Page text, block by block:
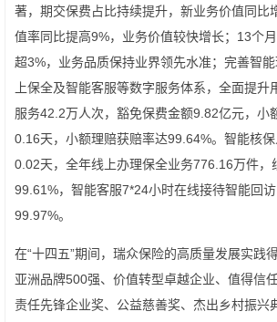
著，期交保费占比持续提升，新业务价值同比
值率同比提高9%，业务价值较快增长；13个
超3%，业务品质保持业界领先水准；完善智
上保全及智能客服等数字服务体系，全面提升
服务42.2万人次，豁免保费金额9.82亿元，小
0.16天，小额理赔获赔率达99.64%。智能核
0.02天，全年线上办理保全业务776.16万件，
99.61%，智能客服7*24小时在线接待智能回
99.97%。
在“十四五”期间，瑞众保险的高质量发展实践
亚洲品牌500强、价值转型卓越企业、值得信
责任先锋企业奖、公益慈善奖、杰出乡村振兴